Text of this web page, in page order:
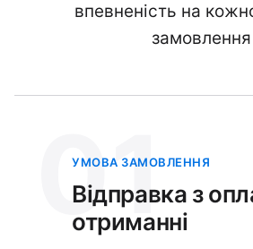
впевненість на
замовлення
01
УМОВА ЗАМОВЛЕННЯ
Відправка з
отриманні